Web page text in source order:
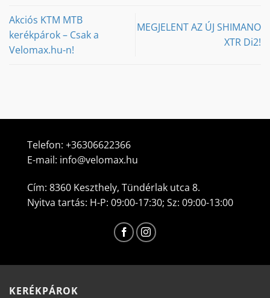
a
termékoldalon
választhatók
termékoldalon
Akciós KTM MTB
kerékpárok – Csak a
Velomax.hu-n!
MEGJELENT AZ ÚJ SHIMANO
XTR Di2!
Telefon: +36306622366
E-mail: info@velomax.hu
Cím: 8360 Keszthely, Tündérlak utca 8.
Nyitva tartás: H-P: 09:00-17:30; Sz: 09:00-13:00
KERÉKPÁROK